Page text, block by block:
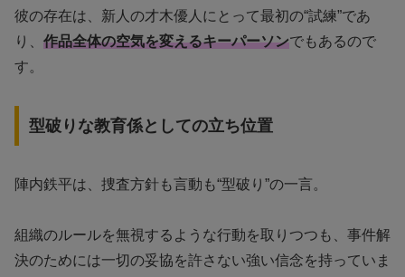
彼の存在は、新人の才木優人にとって最初の“試練”であ
り、 作品全体の空気を変えるキーパーソンでもあるので
す。
型破りな教育係としての立ち位置
陣内鉄平は、捜査方針も言動も“型破り”の一言。
組織のルールを無視するような行動を取りつつも、事件解
決のためには一切の妥協を許さない強い信念を持っていま